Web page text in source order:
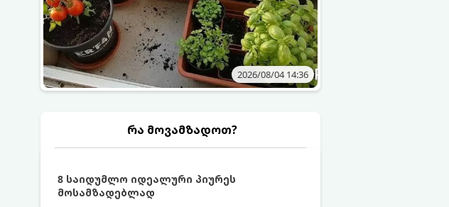
2026/08/04 14:36
რა მოვამზადოთ?
8 საიდუმლო იდეალური პიურეს
მოსამზადებლად